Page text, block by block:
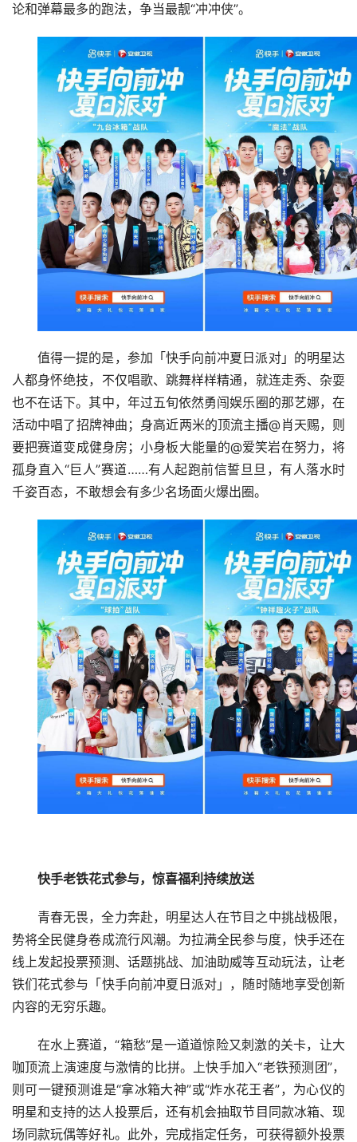
论和弹幕最多的跑法，争当最靓“冲冲侠”。
值得一提的是，参加「快手向前冲夏日派对」的明星达
人都身怀绝技，不仅唱歌、跳舞样样精通，就连走秀、杂耍
也不在话下。其中，年过五旬依然勇闯娱乐圈的那艺娜，在
活动中唱了招牌神曲；身高近两米的顶流主播@肖天赐，则
要把赛道变成健身房；小身板大能量的@爱笑岩在努力，将
孤身直入“巨人”赛道……有人起跑前信誓旦旦，有人落水时
千姿百态，不敢想会有多少名场面火爆出圈。
快手老铁花式参与，惊喜福利持续放送
青春无畏，全力奔赴，明星达人在节目之中挑战极限，
势将全民健身卷成流行风潮。为拉满全民参与度，快手还在
线上发起投票预测、话题挑战、加油助威等互动玩法，让老
铁们花式参与「快手向前冲夏日派对」，随时随地享受创新
内容的无穷乐趣。
在水上赛道，“箱愁”是一道道惊险又刺激的关卡，让大
咖顶流上演速度与激情的比拼。上快手加入“老铁预测团”，
则可一键预测谁是“拿冰箱大神”或“炸水花王者”，为心仪的
明星和支持的达人投票后，还有机会抽取节目同款冰箱、现
场同款玩偶等好礼。此外，完成指定任务，可获得额外投票